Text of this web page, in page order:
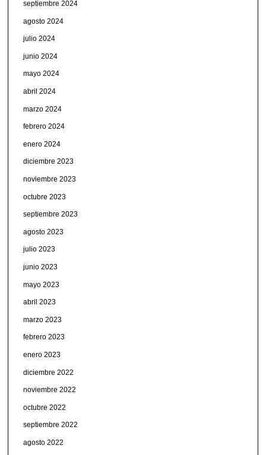
septiembre 2024
agosto 2024
julio 2024
junio 2024
mayo 2024
abril 2024
marzo 2024
febrero 2024
enero 2024
diciembre 2023
noviembre 2023
octubre 2023
septiembre 2023
agosto 2023
julio 2023
junio 2023
mayo 2023
abril 2023
marzo 2023
febrero 2023
enero 2023
diciembre 2022
noviembre 2022
octubre 2022
septiembre 2022
agosto 2022